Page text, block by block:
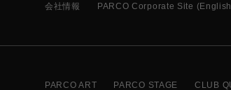
会社情報 PARCO Corporate Site
PARCO ART PARCO STAGE CLUB